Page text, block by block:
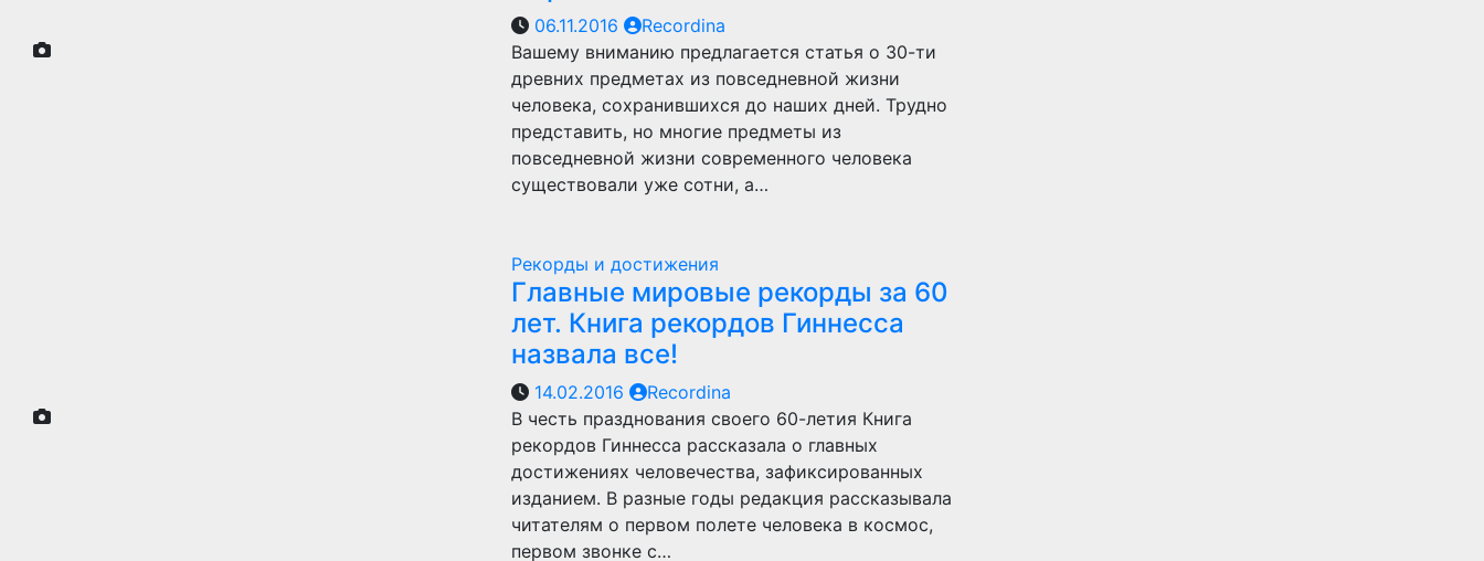
06.11.2016
Recordina
Вашему вниманию предлагается статья о 30-ти
древних предметах из повседневной жизни
человека, сохранившихся до наших дней. Трудно
представить, но многие предметы из
повседневной жизни современного человека
существовали уже сотни, а…
Рекорды и достижения
Главные мировые рекорды за 60
лет. Книга рекордов Гиннесса
назвала все!
14.02.2016
Recordina
В честь празднования своего 60-летия Книга
рекордов Гиннесса рассказала о главных
достижениях человечества, зафиксированных
изданием. В разные годы редакция рассказывала
читателям о первом полете человека в космос,
первом звонке с…